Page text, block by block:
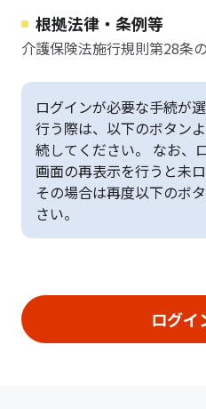
根拠法律・条例等
介護保険法施行規則第28条
ログインが必要な手続が
行う際は、以下のボタン
続してください。 なお、
画面の再表示を行うと未
その場合は再度以下のボ
さい。